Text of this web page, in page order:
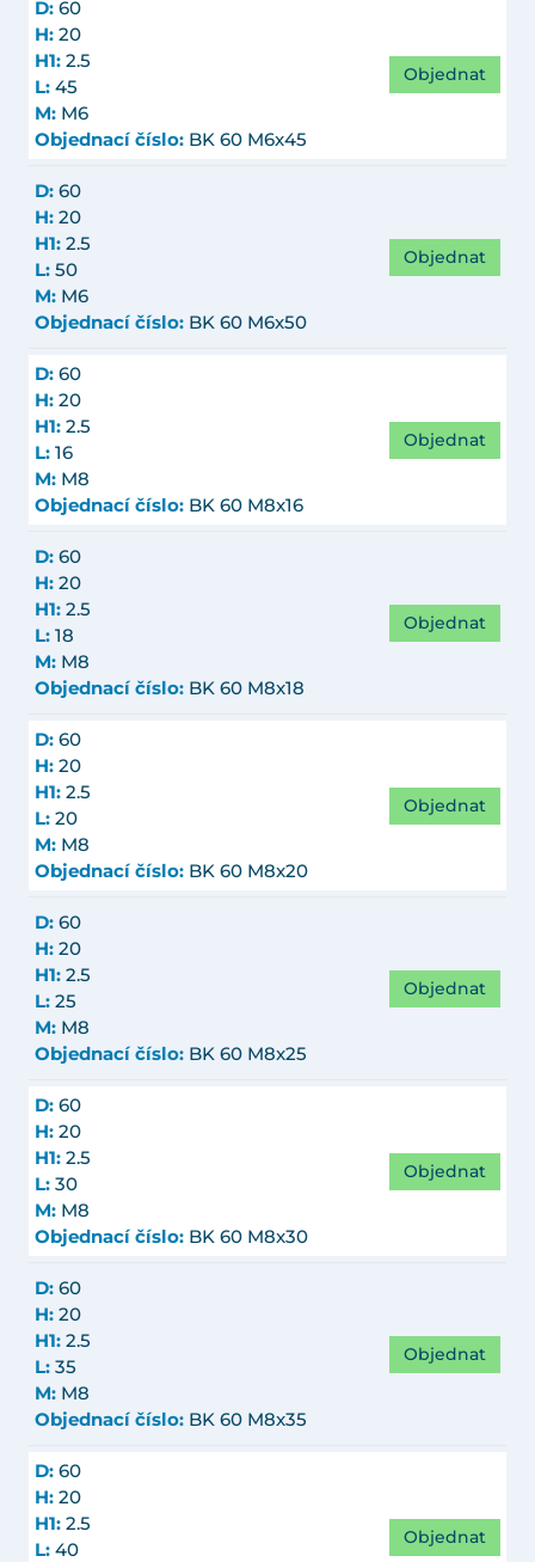
D: 60
H: 20
H1: 2.5
L: 45
M: M6
Objednací číslo: BK 60 M6x45
Objednat
D: 60
H: 20
H1: 2.5
L: 50
M: M6
Objednací číslo: BK 60 M6x50
Objednat
D: 60
H: 20
H1: 2.5
L: 16
M: M8
Objednací číslo: BK 60 M8x16
Objednat
D: 60
H: 20
H1: 2.5
L: 18
M: M8
Objednací číslo: BK 60 M8x18
Objednat
D: 60
H: 20
H1: 2.5
L: 20
M: M8
Objednací číslo: BK 60 M8x20
Objednat
D: 60
H: 20
H1: 2.5
L: 25
M: M8
Objednací číslo: BK 60 M8x25
Objednat
D: 60
H: 20
H1: 2.5
L: 30
M: M8
Objednací číslo: BK 60 M8x30
Objednat
D: 60
H: 20
H1: 2.5
L: 35
M: M8
Objednací číslo: BK 60 M8x35
Objednat
D: 60
H: 20
H1: 2.5
L: 40
Objednat